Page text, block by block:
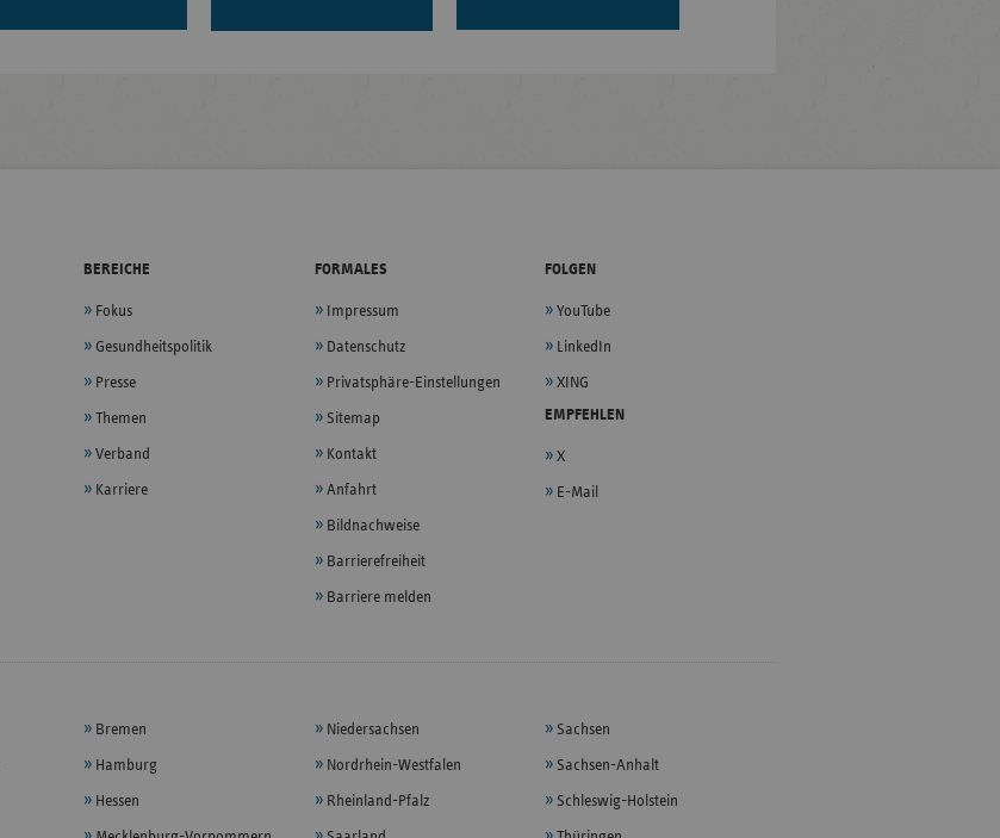
BEREICHE
Fokus
Gesundheitspolitik
Presse
Themen
Verband
Karriere
FORMALES
Impressum
Datenschutz
Privatsphäre-Einstellungen
Sitemap
Kontakt
Anfahrt
Bildnachweise
Barrierefreiheit
Barriere melden
FOLGEN
YouTube
LinkedIn
XING
EMPFEHLEN
X
E-Mail
Bremen
Hamburg
Hessen
Niedersachsen
Nordrhein-Westfalen
Rheinland-Pfalz
Sachsen
Sachsen-Anhalt
Schleswig-Holstein